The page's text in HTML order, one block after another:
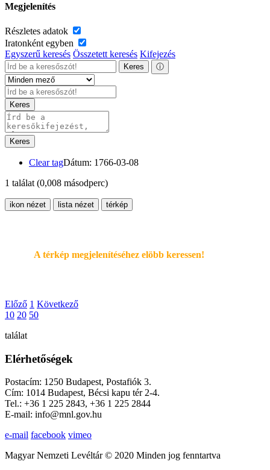
Megjelenítés
Részletes adatok
Iratonként egyben
Egyszerű keresés Összetett keresés Kifejezés
Keres ⓘ
Keres
Keres
Clear tagDátum: 1766-03-08
1 találat (0,008 másodperc)
ikon nézet lista nézet térkép
A térkép megjelenítéséhez elöbb keressen!
Előző 1 Következő
10 20 50
találat
Elérhetőségek
Postacím: 1250 Budapest, Postafiók 3.
Cím: 1014 Budapest, Bécsi kapu tér 2-4.
Tel.: +36 1 225 2843, +36 1 225 2844
E-mail: info@mnl.gov.hu
e-mail facebook vimeo
Magyar Nemzeti Levéltár © 2020 Minden jog fenntartva